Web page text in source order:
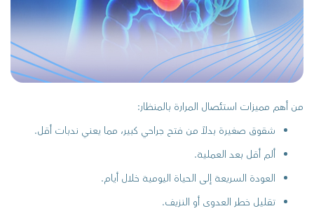
من أهم مميزات استئصال المرارة بالمنظار:
شقوق صغيرة بدلاً من فتح جراحي كبير، مما يعني ندبات أقل.
ألم أقل بعد العملية.
العودة السريعة إلى الحياة اليومية خلال أيام.
تقليل خطر العدوى أو النزيف.